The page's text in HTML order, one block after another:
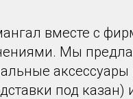
вместе с
Мы
под казан)